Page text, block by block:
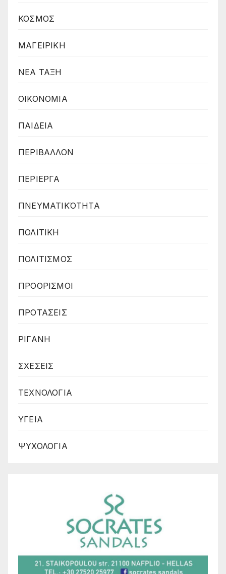
ΚΟΣΜΟΣ
ΜΑΓΕΙΡΙΚΗ
ΝΕΑ ΤΑΞΗ
ΟΙΚΟΝΟΜΙΑ
ΠΑΙΔΕΙΑ
ΠΕΡΙΒΑΛΛΟΝ
ΠΕΡΙΕΡΓΑ
ΠΝΕΥΜΑΤΙΚΌΤΗΤΑ
ΠΟΛΙΤΙΚΗ
ΠΟΛΙΤΙΣΜΟΣ
ΠΡΟΟΡΙΣΜΟΙ
ΠΡΟΤΑΣΕΙΣ
ΡΙΓΑΝΗ
ΣΧΕΣΕΙΣ
ΤΕΧΝΟΛΟΓΙΑ
ΥΓΕΙΑ
ΨΥΧΟΛΟΓΙΑ